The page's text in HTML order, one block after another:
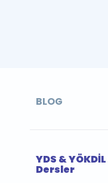
BLOG
YDS &
Dersler